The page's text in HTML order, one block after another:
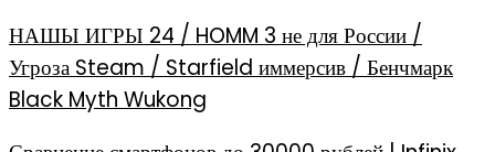
НАШЫ ИГРЫ 24 / HOMM 3 не для России /
Угроза Steam / Starfield иммерсив / Бенчмарк
Black Myth Wukong